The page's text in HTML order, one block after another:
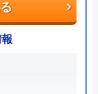
中！